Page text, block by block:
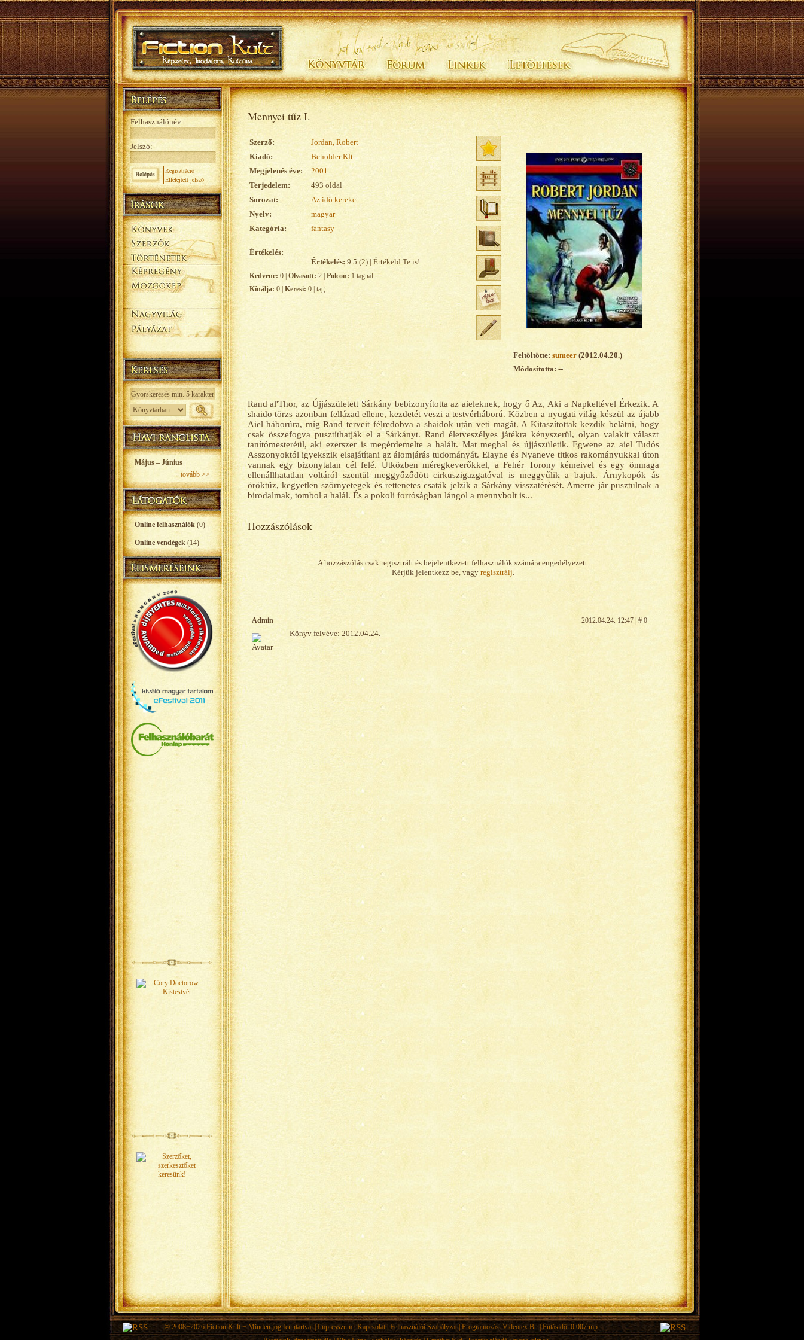
Felhasználónév:
Jelszó:
Regisztráció
Elfelejtett jelszó
Május – Június
tovább >>
Online felhasználók (0)
Online vendégek(14)
Mennyei tűz I.
Feltöltötte: sumeer(2012.04.20.)
Módosította: --
Szerző:
Jordan, Robert
Kiadó:
Beholder Kft.
Megjelenés éve:
2001
Terjedelem:
493 oldal
Sorozat:
Az idő kereke
Nyelv:
magyar
Kategória:
fantasy
Értékelés:
Értékelés: 9.5 (2) | Értékeld Te is!
Kedvenc: 0 | Olvasott: 2 | Polcon: 1 tagnál
Kínálja: 0 | Keresi: 0 | tag
Rand al'Thor, az Újjászületett Sárkány bebizonyította az aieleknek, hogy ő Az, Aki a Napkeltével Érkezik. A
shaido törzs azonban fellázad ellene, kezdetét veszi a testvérháború. Közben a nyugati világ készül az újabb
Aiel háborúra, míg Rand terveit félredobva a shaidok után veti magát. A Kitaszítottak kezdik belátni, hogy
csak összefogva pusztíthatják el a Sárkányt. Rand életveszélyes játékra kényszerül, olyan valakit választ
tanítómesteréül, aki ezerszer is megérdemelte a halált. Mat meghal és újjászületik. Egwene az aiel Tudós
Asszonyoktól igyekszik elsajátítani az álomjárás tudományát. Elayne és Nyaneve titkos rakományukkal úton
vannak egy bizonytalan cél felé. Útközben méregkeverőkkel, a Fehér Torony kémeivel és egy önmaga
ellenállhatatlan voltáról szentül meggyőződött cirkuszigazgatóval is meggyűlik a bajuk. Árnykopók ás
öröktűz, kegyetlen szörnyetegek és rettenetes csaták jelzik a Sárkány visszatérését. Amerre jár pusztulnak a
birodalmak, tombol a halál. És a pokoli forróságban lángol a mennybolt is...
Hozzászólások
A hozzászólás csak regisztrált és bejelentkezett felhasználók számára engedélyezett.
Kérjük jelentkezz be, vagy regisztrálj.
Admin 2012.04.24. 12:47 | # 0
Könyv felvéve: 2012.04.24.
© 2008−2026 Fiction Kult− Minden jog fenntartva. | Impresszum| Kapcsolat| Felhasználói Szabályzat| Programozás:Videotex Bt. | Futásidő: 0.007 mp